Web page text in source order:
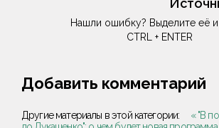
Нашли ошибку? Выделите её
CTRL + ENTER
Добавить комментарий
Другие материалы в этой категории:
« "В